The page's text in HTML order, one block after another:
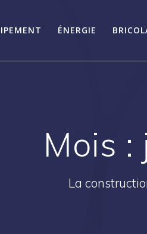
ÉNERGIE
Mois :
La